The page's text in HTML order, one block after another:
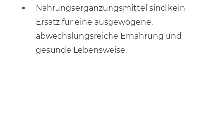
Nahrungsergänzungsmittel sind kein
Ersatz für eine ausgewogene,
abwechslungsreiche Ernährung und
gesunde Lebensweise.